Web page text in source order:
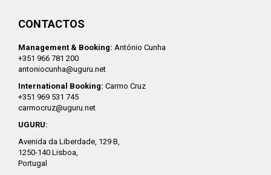
CONTACTOS
Management & Booking: António Cunha
+351 966 781 200
antoniocunha@uguru.net
International Booking: Carmo Cruz
+351 969 531 745
carmocruz@uguru.net
UGURU:
Avenida da Liberdade, 129 B,
1250-140 Lisboa,
Portugal